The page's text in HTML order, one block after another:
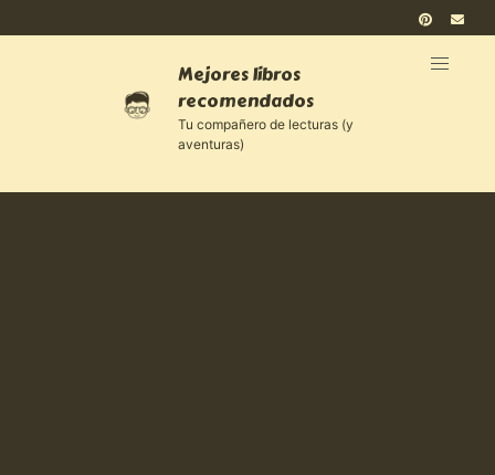
Mejores libros
recomendados
Tu compañero de lecturas (y
aventuras)